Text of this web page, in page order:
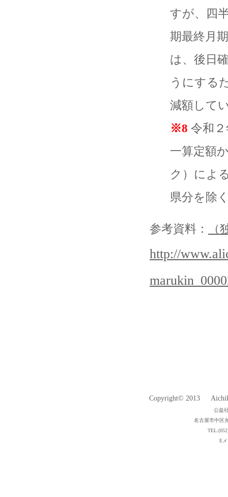
すが、四
期最終月
は、後日
うにする
減額して
※8 令和
一算定額
ク）によ
県分を除
参考資料：
http://
Copyright© 2013
公益
名古屋市中区
E